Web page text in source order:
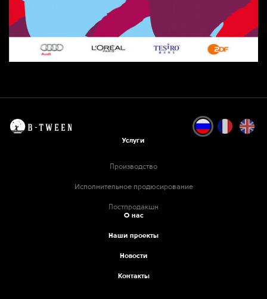
Услуги
Производство
Исполнительное продюсирование
Постпродакшн
О нас
Наши проекты
Новости
Контакты